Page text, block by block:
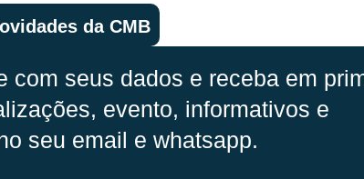
da CMB
com seus dados e receba em
evento, informativos e
seu email e whatsapp.